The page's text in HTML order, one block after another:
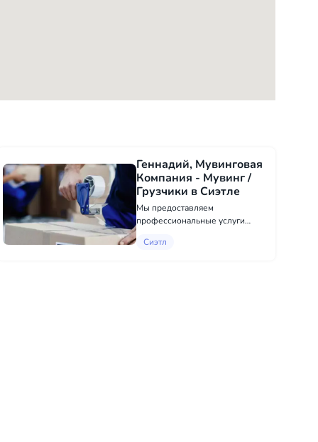
Геннадий, Мувинговая
Компания - Мувинг /
Грузчики в Сиэтле
Мы предоставляем
профессиональные услуги
сотрудников поможет вам
Сиэтл